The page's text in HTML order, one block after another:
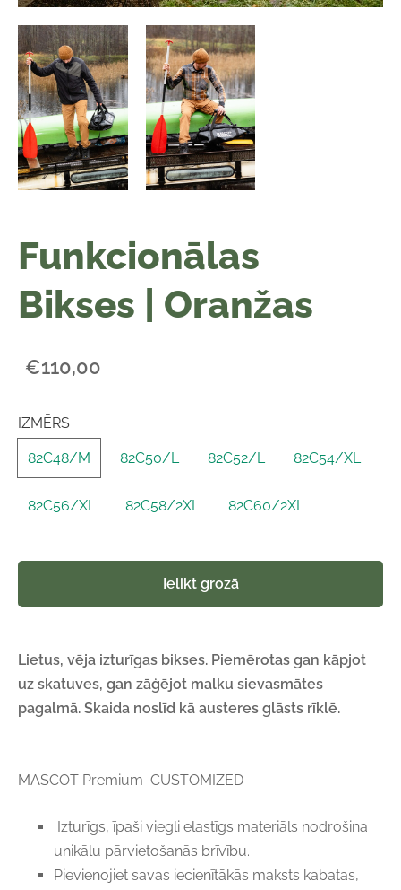
Funkcionālas
Bikses | Oranžas
€110,00
IZMĒRS
82C48/M 82C50/L 82C52/L 82C54/XL
82C56/XL 82C58/2XL 82C60/2XL
Ielikt grozā
Lietus, vēja izturīgas bikses. Piemērotas gan kāpjot
uz skatuves, gan zāģējot malku sievasmātes
pagalmā. Skaida noslīd kā austeres glāsts rīklē.
MASCOT Premium CUSTOMIZED
Izturīgs, īpaši viegli elastīgs materiāls nodrošina
unikālu pārvietošanās brīvību.
Pievienojiet savas iecienītākās maksts kabatas,